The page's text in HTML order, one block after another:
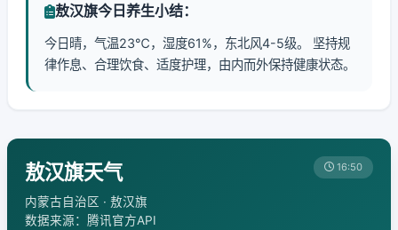
敖汉旗今日养生小结：
今日晴，气温23℃，湿度61%，东北风4-5级。 坚持规
律作息、合理饮食、适度护理，由内而外保持健康状态。
敖汉旗天气
内蒙古自治区 · 敖汉旗
数据来源：腾讯官方API
16:50